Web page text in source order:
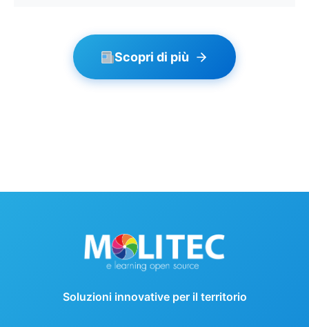
Scopri di più
Soluzioni innovative per il territorio